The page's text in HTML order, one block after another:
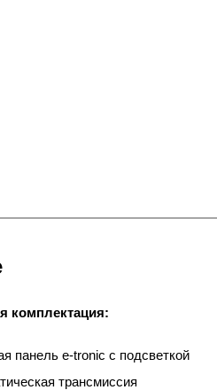
комплектация:
панель e-tronic с подсветкой
трансмиссия